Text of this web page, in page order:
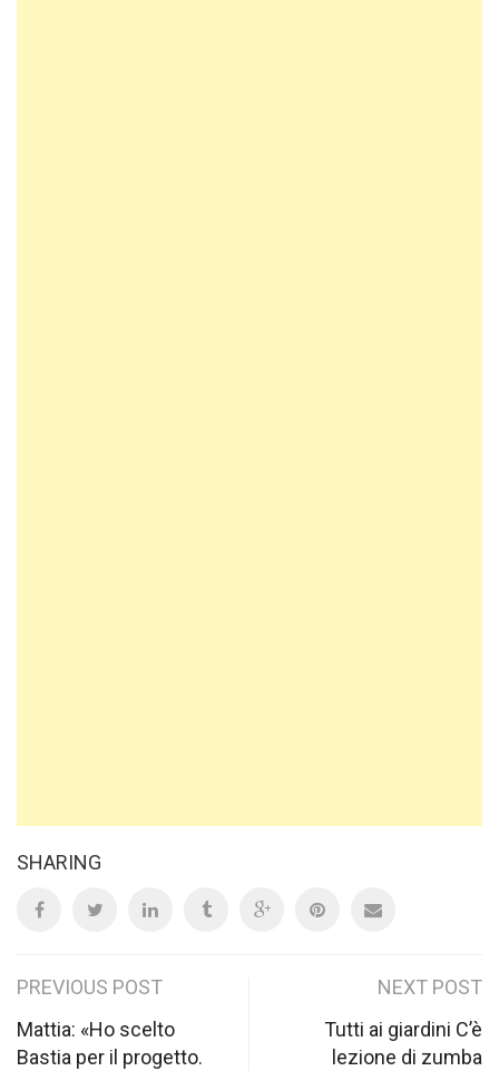
SHARING
Post
navigation
PREVIOUS POST
Mattia: «Ho scelto
Bastia per il progetto.
NEXT POST
Tutti ai giardini C’è
lezione di zumba